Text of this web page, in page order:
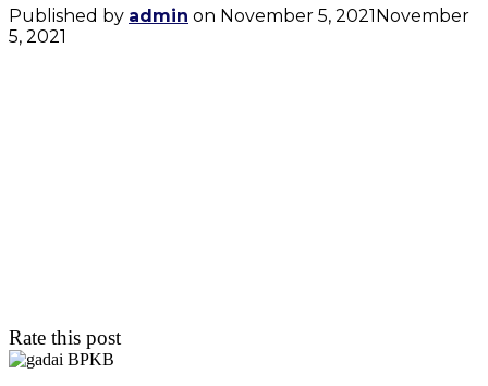
Published by admin on November 5, 2021November
5, 2021
Rate this post